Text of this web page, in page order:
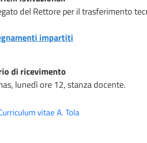
del Rettore per il trasferimento
impartiti
di ricevimento
lunedì ore 12, stanza docente.
vitae A. Tola